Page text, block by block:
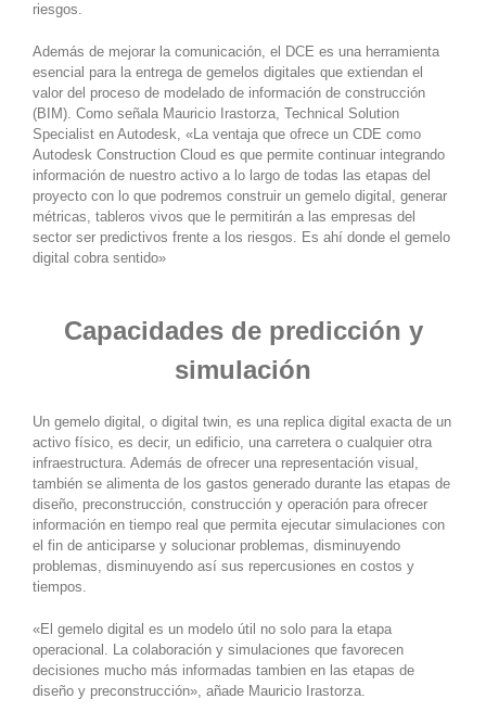
riesgos.
Además de mejorar la comunicación, el DCE es una herramienta
esencial para la entrega de gemelos digitales que extiendan el
valor del proceso de modelado de información de construcción
(BIM). Como señala Mauricio Irastorza, Technical Solution
Specialist en Autodesk, «La ventaja que ofrece un CDE como
Autodesk Construction Cloud es que permite continuar integrando
información de nuestro activo a lo largo de todas las etapas del
proyecto con lo que podremos construir un gemelo digital, generar
métricas, tableros vivos que le permitirán a las empresas del
sector ser predictivos frente a los riesgos. Es ahí donde el gemelo
digital cobra sentido»
Capacidades de predicción y
simulación
Un gemelo digital, o digital twin, es una replica digital exacta de un
activo físico, es decir, un edificio, una carretera o cualquier otra
infraestructura. Además de ofrecer una representación visual,
también se alimenta de los gastos generado durante las etapas de
diseño, preconstrucción, construcción y operación para ofrecer
información en tiempo real que permita ejecutar simulaciones con
el fin de anticiparse y solucionar problemas, disminuyendo
problemas, disminuyendo así sus repercusiones en costos y
tiempos.
«El gemelo digital es un modelo útil no solo para la etapa
operacional. La colaboración y simulaciones que favorecen
decisiones mucho más informadas tambien en las etapas de
diseño y preconstrucción», añade Mauricio Irastorza.